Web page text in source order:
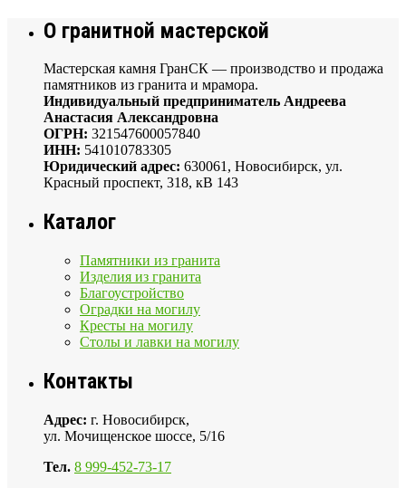
О гранитной мастерской
Мастерская камня ГранСК — производство и продажа
памятников из гранита и мрамора.
Индивидуальный предприниматель Андреева
Анастасия Александровна
ОГРН: 321547600057840
ИНН: 541010783305
Юридический адрес: 630061, Новосибирск, ул.
Красный проспект, 318, кВ 143
Каталог
Памятники из гранита
Изделия из гранита
Благоустройство
Оградки на могилу
Кресты на могилу
Столы и лавки на могилу
Контакты
Адрес: г. Новосибирск,
ул. Мочищенское шоссе, 5/16
Тел. 8 999-452-73-17